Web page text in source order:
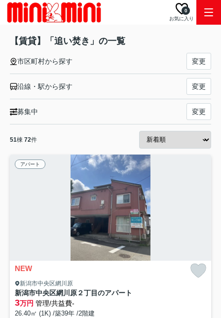
お気に入り
0
【賃貸】「追い焚き」の一覧
市区町村から探す 変更
沿線・駅から探す 変更
募集中 変更
51棟 72件
アパート
NEW
新潟市中央区網川原
新潟市中央区網川原２丁目のアパート
3万円 管理/共益費-
26.40㎡ (1K) /築39年 /2階建